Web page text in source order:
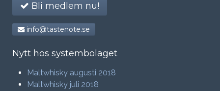
Bli medlem nu!
info@tastenote.se
Nytt hos systembolaget
Maltwhisky augusti 2018
Maltwhisky juli 2018